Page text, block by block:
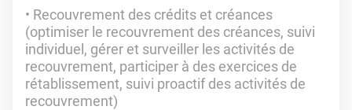
Recouvrement des crédits et créances
(optimiser le recouvrement des créances, suivi
individuel, gérer et surveiller les activités de
recouvrement, participer à des exercices de
rétablissement, suivi proactif des activités de
recouvrement)